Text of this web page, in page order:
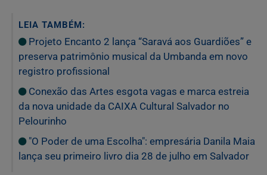
LEIA TAMBÉM:
Projeto Encanto 2 lança “Saravá aos Guardiões” e
preserva patrimônio musical da Umbanda em novo
registro profissional
Conexão das Artes esgota vagas e marca estreia
da nova unidade da CAIXA Cultural Salvador no
Pelourinho
"O Poder de uma Escolha": empresária Danila Maia
lança seu primeiro livro dia 28 de julho em Salvador